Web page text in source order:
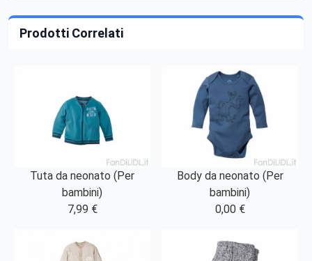
Prodotti Correlati
Tuta da neonato (Per
bambini)
7,99 €
Body da neonato (Per
bambini)
0,00 €